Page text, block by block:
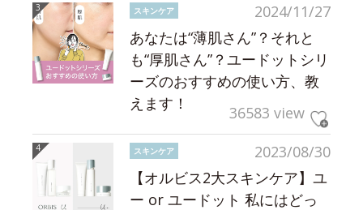
2024/11/27
スキンケア
あなたは“薄肌さん”？それと
も“厚肌さん”？ユードットシリ
ーズのおすすめの使い方、教
えます！
36583 view
2023/08/30
スキンケア
【オルビス2大スキンケア】ユ
ー or ユードット 私にはどっ